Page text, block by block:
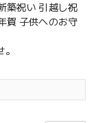
築祝い 引越し祝
賀 子供へのお守